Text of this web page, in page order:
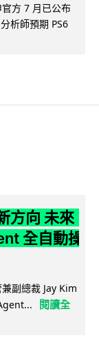
方 7 月已公布
析師預期 PS6
方向 未來
全自動操
副總裁 Jay Kim
閱讀全